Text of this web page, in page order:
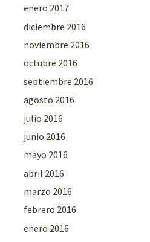
enero 2017
diciembre 2016
noviembre 2016
octubre 2016
septiembre 2016
agosto 2016
julio 2016
junio 2016
mayo 2016
abril 2016
marzo 2016
febrero 2016
enero 2016